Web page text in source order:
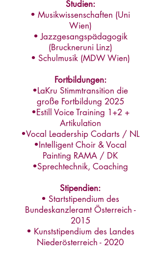
Studien:
• Musikwissenschaften (Uni
Wien)
• Jazzgesangspädagogik
(Bruckneruni Linz)
• Schulmusik (MDW Wien)
Fortbildungen:
•LaKru Stimmtransition die
große Fortbildung 2025
•Estill Voice Training 1+2 +
Artikulation
•Vocal Leadership Codarts / NL
•Intelligent Choir & Vocal
Painting RAMA / DK
•Sprechtechnik, Coaching
Stipendien:
• Startstipendium des
Bundeskanzleramt Österreich -
2015
• Kunststipendium des Landes
Niederösterreich - 2020